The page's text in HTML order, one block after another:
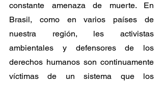
constante amenaza de muerte. En
Brasil, como en varios países de
nuestra región, les activistas
ambientales y defensores de los
derechos humanos son continuamente
víctimas de un sistema que los